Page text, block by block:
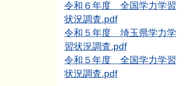
令和６年度 全国学力学習
状況調査.pdf
令和５年度 埼玉県学力学
習状況調査.pdf
令和５年度 全国学力学習
状況調査.pdf